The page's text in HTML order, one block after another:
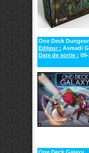
One Deck
Editeur : Asmadi
Date de sortie :